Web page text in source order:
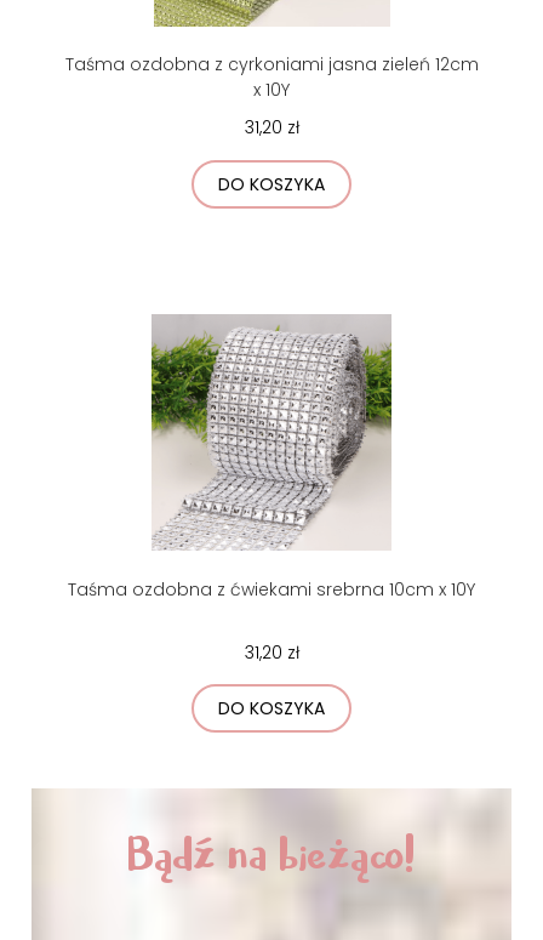
Taśma ozdobna z cyrkoniami jasna zieleń 12cm
x 10Y
31,20 zł
DO KOSZYKA
Taśma ozdobna z ćwiekami srebrna 10cm x 10Y
31,20 zł
DO KOSZYKA
Bądź na bieżąco!